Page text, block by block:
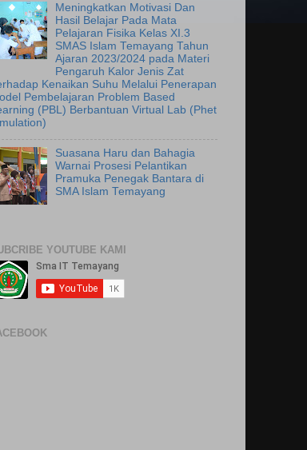
Meningkatkan Motivasi Dan
Hasil Belajar Pada Mata
Pelajaran Fisika Kelas XI.3
SMAS Islam Temayang Tahun
Ajaran 2023/2024 pada Materi
Pengaruh Kalor Jenis Zat
Kenaikan Suhu Melalui Penerapan
Pembelajaran Problem Based
(PBL) Berbantuan Virtual Lab (Phet
Suasana Haru dan Bahagia
Warnai Prosesi Pelantikan
Pramuka Penegak Bantara di
SMA Islam Temayang
YOUTUBE KAMI